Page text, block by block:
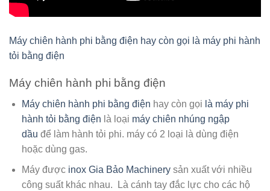
Máy chiên hành phi bằng điện hay còn gọi là máy phi hành
tỏi bằng điện
Máy chiên hành phi bằng điện
Máy chiên hành phi bằng điện hay còn gọi là máy phi
hành tỏi bằng điện là loại máy chiên nhúng ngập
dầu để làm hành tỏi phi. máy có 2 loại là dùng điện
hoặc dùng gas.
Máy được inox Gia Bảo Machinerysản xuất với nhiều
công suất khác nhau. Là cánh tay đắc lực cho các hộ